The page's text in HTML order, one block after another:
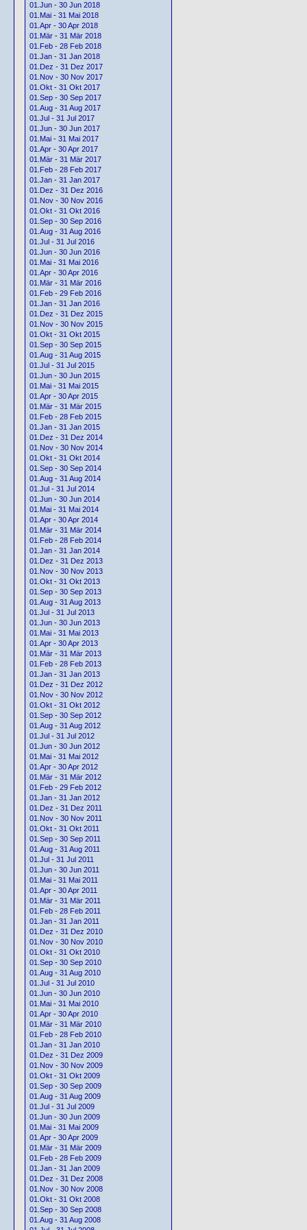
01.Jun - 30 Jun 2018
01.Mai - 31 Mai 2018
01.Apr - 30 Apr 2018
01.Mär - 31 Mär 2018
01.Feb - 28 Feb 2018
01.Jan - 31 Jan 2018
01.Dez - 31 Dez 2017
01.Nov - 30 Nov 2017
01.Okt - 31 Okt 2017
01.Sep - 30 Sep 2017
01.Aug - 31 Aug 2017
01.Jul - 31 Jul 2017
01.Jun - 30 Jun 2017
01.Mai - 31 Mai 2017
01.Apr - 30 Apr 2017
01.Mär - 31 Mär 2017
01.Feb - 28 Feb 2017
01.Jan - 31 Jan 2017
01.Dez - 31 Dez 2016
01.Nov - 30 Nov 2016
01.Okt - 31 Okt 2016
01.Sep - 30 Sep 2016
01.Aug - 31 Aug 2016
01.Jul - 31 Jul 2016
01.Jun - 30 Jun 2016
01.Mai - 31 Mai 2016
01.Apr - 30 Apr 2016
01.Mär - 31 Mär 2016
01.Feb - 29 Feb 2016
01.Jan - 31 Jan 2016
01.Dez - 31 Dez 2015
01.Nov - 30 Nov 2015
01.Okt - 31 Okt 2015
01.Sep - 30 Sep 2015
01.Aug - 31 Aug 2015
01.Jul - 31 Jul 2015
01.Jun - 30 Jun 2015
01.Mai - 31 Mai 2015
01.Apr - 30 Apr 2015
01.Mär - 31 Mär 2015
01.Feb - 28 Feb 2015
01.Jan - 31 Jan 2015
01.Dez - 31 Dez 2014
01.Nov - 30 Nov 2014
01.Okt - 31 Okt 2014
01.Sep - 30 Sep 2014
01.Aug - 31 Aug 2014
01.Jul - 31 Jul 2014
01.Jun - 30 Jun 2014
01.Mai - 31 Mai 2014
01.Apr - 30 Apr 2014
01.Mär - 31 Mär 2014
01.Feb - 28 Feb 2014
01.Jan - 31 Jan 2014
01.Dez - 31 Dez 2013
01.Nov - 30 Nov 2013
01.Okt - 31 Okt 2013
01.Sep - 30 Sep 2013
01.Aug - 31 Aug 2013
01.Jul - 31 Jul 2013
01.Jun - 30 Jun 2013
01.Mai - 31 Mai 2013
01.Apr - 30 Apr 2013
01.Mär - 31 Mär 2013
01.Feb - 28 Feb 2013
01.Jan - 31 Jan 2013
01.Dez - 31 Dez 2012
01.Nov - 30 Nov 2012
01.Okt - 31 Okt 2012
01.Sep - 30 Sep 2012
01.Aug - 31 Aug 2012
01.Jul - 31 Jul 2012
01.Jun - 30 Jun 2012
01.Mai - 31 Mai 2012
01.Apr - 30 Apr 2012
01.Mär - 31 Mär 2012
01.Feb - 29 Feb 2012
01.Jan - 31 Jan 2012
01.Dez - 31 Dez 2011
01.Nov - 30 Nov 2011
01.Okt - 31 Okt 2011
01.Sep - 30 Sep 2011
01.Aug - 31 Aug 2011
01.Jul - 31 Jul 2011
01.Jun - 30 Jun 2011
01.Mai - 31 Mai 2011
01.Apr - 30 Apr 2011
01.Mär - 31 Mär 2011
01.Feb - 28 Feb 2011
01.Jan - 31 Jan 2011
01.Dez - 31 Dez 2010
01.Nov - 30 Nov 2010
01.Okt - 31 Okt 2010
01.Sep - 30 Sep 2010
01.Aug - 31 Aug 2010
01.Jul - 31 Jul 2010
01.Jun - 30 Jun 2010
01.Mai - 31 Mai 2010
01.Apr - 30 Apr 2010
01.Mär - 31 Mär 2010
01.Feb - 28 Feb 2010
01.Jan - 31 Jan 2010
01.Dez - 31 Dez 2009
01.Nov - 30 Nov 2009
01.Okt - 31 Okt 2009
01.Sep - 30 Sep 2009
01.Aug - 31 Aug 2009
01.Jul - 31 Jul 2009
01.Jun - 30 Jun 2009
01.Mai - 31 Mai 2009
01.Apr - 30 Apr 2009
01.Mär - 31 Mär 2009
01.Feb - 28 Feb 2009
01.Jan - 31 Jan 2009
01.Dez - 31 Dez 2008
01.Nov - 30 Nov 2008
01.Okt - 31 Okt 2008
01.Sep - 30 Sep 2008
01.Aug - 31 Aug 2008